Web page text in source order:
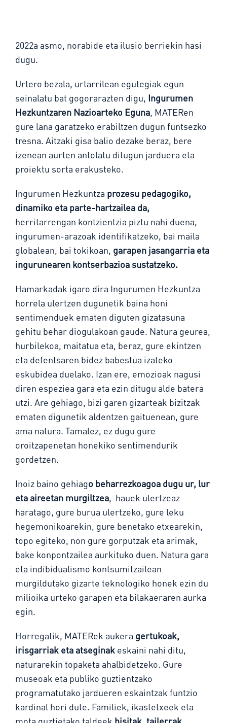
2022a asmo, norabide eta ilusio berriekin hasi
dugu.
Urtero bezala, urtarrilean egutegiak egun
seinalatu bat gogorarazten digu, Ingurumen
Hezkuntzaren Nazioarteko Eguna, MATERen
gure lana garatzeko erabiltzen dugun funtsezko
tresna. Aitzaki gisa balio dezake beraz, bere
izenean aurten antolatu ditugun jarduera eta
proiektu sorta erakusteko.
Ingurumen Hezkuntza prozesu pedagogiko,
dinamiko eta parte-hartzailea da,
herritarrengan kontzientzia piztu nahi duena,
ingurumen-arazoak identifikatzeko, bai maila
globalean, bai tokikoan, garapen jasangarria eta
ingurunearen kontserbazioa sustatzeko.
Hamarkadak igaro dira Ingurumen Hezkuntza
horrela ulertzen dugunetik baina honi
sentimenduek ematen diguten gizatasuna
gehitu behar diogulakoan gaude. Natura geurea,
hurbilekoa, maitatua eta, beraz, gure ekintzen
eta defentsaren bidez babestua izateko
eskubidea duelako. Izan ere, emozioak nagusi
diren espeziea gara eta ezin ditugu alde batera
utzi. Are gehiago, bizi garen gizarteak bizitzak
ematen digunetik aldentzen gaituenean, gure
ama natura. Tamalez, ez dugu gure
oroitzapenetan honekiko sentimendurik
gordetzen.
Inoiz baino gehiago beharrezkoagoa dugu ur, lur
eta aireetan murgiltzea, hauek ulertzeaz
haratago, gure burua ulertzeko, gure leku
hegemonikoarekin, gure benetako etxearekin,
topo egiteko, non gure gorputzak eta arimak,
bake konpontzailea aurkituko duen. Natura gara
eta indibidualismo kontsumitzailean
murgildutako gizarte teknologiko honek ezin du
milioika urteko garapen eta bilakaeraren aurka
egin.
Horregatik, MATERek aukera gertukoak,
irisgarriak eta atseginak eskaini nahi ditu,
naturarekin topaketa ahalbidetzeko. Gure
museoak eta publiko guztientzako
programatutako jardueren eskaintzak funtzio
kardinal hori dute. Familiek, ikastetxeek eta